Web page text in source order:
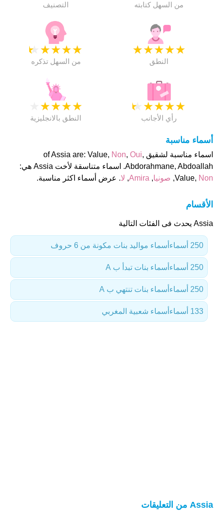
التصنيف من السهل كتابته
★
★
★
★
★
من السهل تذكره
★
★
★
★
★
النطق
★
★
★
★
النطق بالانجليزية
★
★
★
★
★
رأي الأجانب
أسماء مناسبة
اسماء مناسبة لشقيق of Assia are: Value, Non, Oui,
Abdorahmane, Abdoallah. اسماء متناسقة لأخت Assia هي:
Value, Non
, صونيا,
Amira
, لا. عرض أسماء اكثر مناسبة.
الأقسام
Assia يحدث فى الفئات التالية
أسماء مواليد بنات مكونة من 6 حروف 250 أسماء
أسماء بنات تبدأ ب A 250 أسماء
أسماء بنات تنتهي ب A 250 أسماء
أسماء شعبية المغربي 133 أسماء
Assia من التعليقات